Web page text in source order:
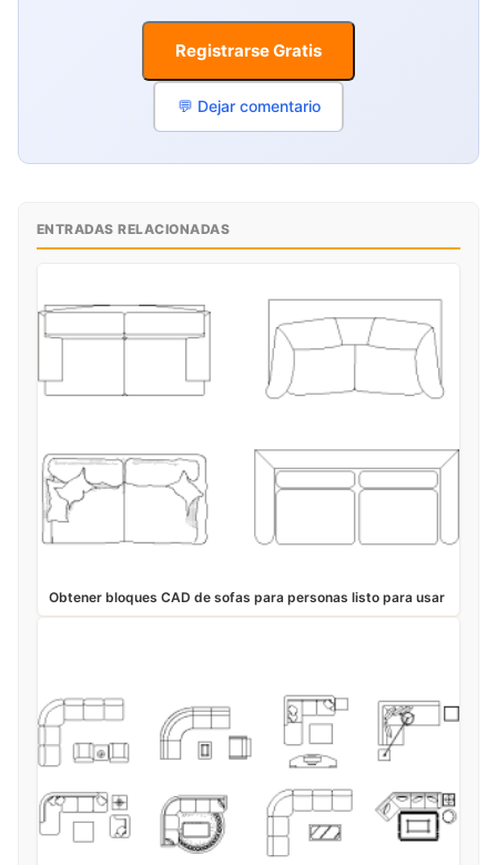
Registrarse Gratis
💬 Dejar comentario
ENTRADAS RELACIONADAS
Obtener bloques CAD de sofas para personas listo para usar